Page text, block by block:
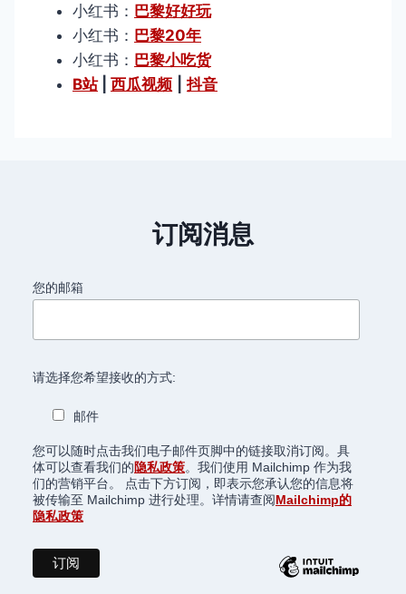
小红书： 巴黎好好玩
小红书： 巴黎20年
小红书： 巴黎小吃货
B站| 西瓜视频 抖音
订阅消息
您的邮箱
请选择您希望接收的方式:
邮件
您可以随时点击我们电子邮件页脚中的链接取消订阅。具
体可以查看我们的隐私政策。我们使用 Mailchimp 作为我
们的营销平台。 点击下方订阅，即表示您承认您的信息将
被传输至 Mailchimp 进行处理。详情请查阅Mailchimp的
隐私政策